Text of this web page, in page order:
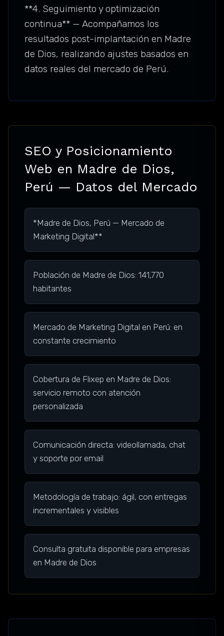
**4. Seguimiento y optimización
continua** — Acompañamos los
resultados post-implantación en Madre
de Dios, realizando ajustes basados en
datos reales del mercado de Perú.
SEO y Posicionamiento
Web en Madre de Dios,
Perú — Datos del Mercado
*Madre de Dios, Perú — Mercado de
Marketing Digital**
Población de Madre de Dios: 141,770
habitantes
Mercado de Marketing Digital en Perú: en
constante crecimiento
Cobertura de Flixep en Madre de Dios:
servicio remoto con atención
personalizada
Comunicación directa: videollamada, chat
y soporte por email
Metodología de trabajo: ágil, con entregas
incrementales y visibles
Consulta gratuita disponible para empresas
en Madre de Dios